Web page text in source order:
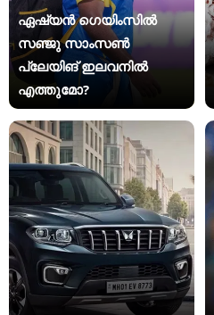
ഏഷ്യന്‍ ഗെയിംസില്‍
സഞ്ജു സാംസണ്‍
പ്ലേയിങ് ഇലവനില്‍
എത്തുമോ?